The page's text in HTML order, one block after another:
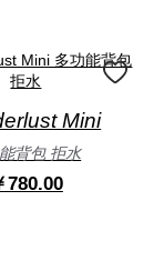
Mini
背包 拒水
780.00